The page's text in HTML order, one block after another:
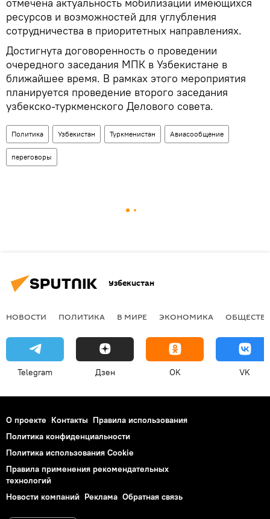
ресурсов и возможностей для углубления
сотрудничества в приоритетных направлениях.
Достигнута договоренность о проведении
очередного заседания МПК в Узбекистане в
ближайшее время. В рамках этого мероприятия
планируется проведение второго заседания
узбекско-туркменского Делового совета.
Политика Узбекистан Туркменистан Авиасообщение
переговоры
Узбекистан
НОВОСТИ ПОЛИТИКА В МИРЕ ЭКОНОМИКА
Telegram Дзен OK VK
О проекте Контакты Правила использования
Политика конфиденциальности
Политика использования Cookie
Правила применения рекомендательных
технологий
Новости компаний Реклама Обратная связь